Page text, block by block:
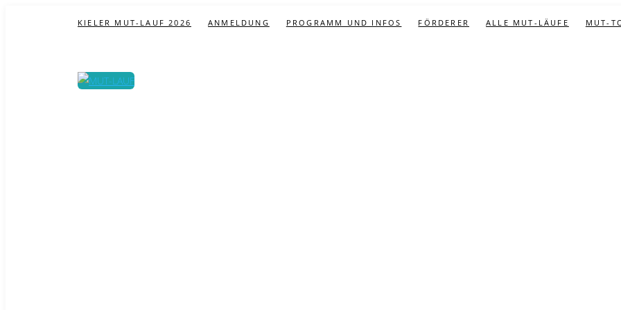
KIELER MUT-LAUF 2026 ANMELDUNG PROGRAMM UND INFOS FÖRDERER ALLE MUT-LÄUFE MUT-